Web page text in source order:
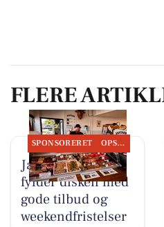
FLERE
SPONSORERET OPSLAGSTAVLEN
Jaataak Slagteren
fylder disken med
gode tilbud og
weekendfristelser